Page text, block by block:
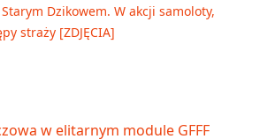
Dzikowem. W akcji samoloty,
straży [ZDJĘCIA]